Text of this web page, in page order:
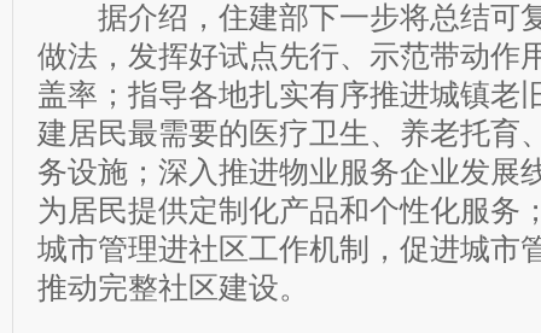
据介绍，住建部下一步将总结可
做法，发挥好试点先行、示范带动作
盖率；指导各地扎实有序推进城镇老
建居民最需要的医疗卫生、养老托育
务设施；深入推进物业服务企业发展
为居民提供定制化产品和个性化服务
城市管理进社区工作机制，促进城市
推动完整社区建设。